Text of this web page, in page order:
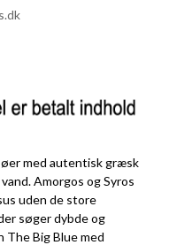
med autentisk græsk
Amorgos og Syros
uden de store
søger dybde og
The Big Blue med